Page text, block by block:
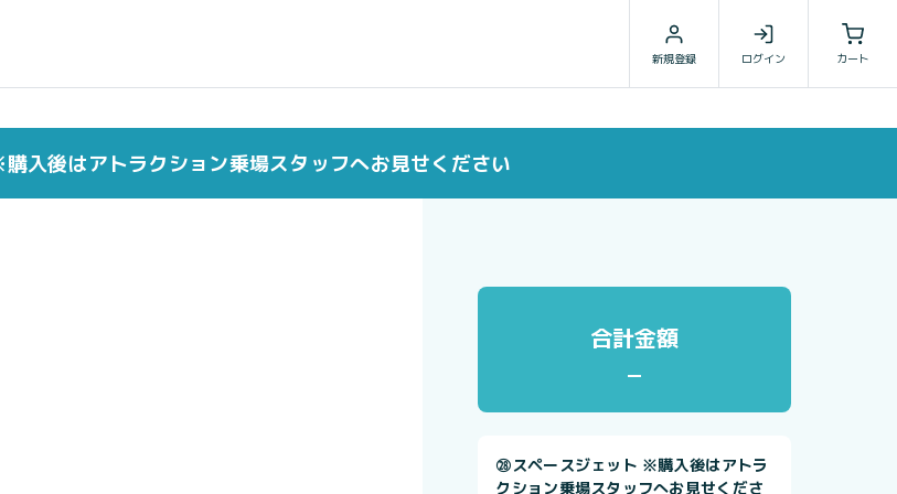
新規登録 ログイン カート
入後はアトラクション乗場スタッフへお見せください
合計金額
㉘スペースジェット ※購入後はアトラ
クション乗場スタッフへお見せくださ